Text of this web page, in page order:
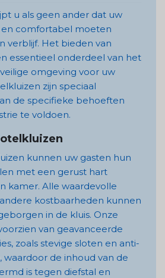
u als geen ander dat uw
en comfortabel moeten
verblijf. Het bieden van
essentieel onderdeel van het
omgeving voor uw
zijn speciaal
de specifieke behoeften
te voldoen.
kunnen uw gasten hun
met een gerust hart
kamer. Alle waardevolle
kostbaarheden kunnen
in de kluis. Onze
van geavanceerde
zoals stevige sloten en anti-
waardoor de inhoud van de
is tegen diefstal en